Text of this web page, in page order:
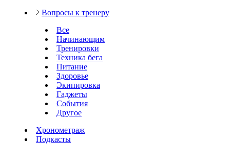
Вопросы к тренеру
Все
Начинающим
Тренировки
Техника бега
Питание
Здоровье
Экипировка
Гаджеты
События
Другое
Хронометраж
Подкасты